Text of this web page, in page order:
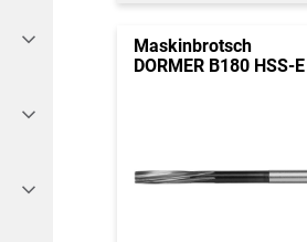
Maskinbrotsch
DORMER B180 HSS-E